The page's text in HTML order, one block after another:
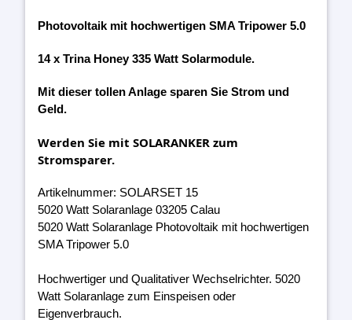
Photovoltaik mit hochwertigen SMA Tripower 5.0
14 x Trina Honey 335 Watt Solarmodule.
Mit dieser tollen Anlage sparen Sie Strom und
Geld.
Werden Sie mit SOLARANKER zum
Stromsparer.
Artikelnummer: SOLARSET 15
5020 Watt Solaranlage 03205 Calau
5020 Watt Solaranlage Photovoltaik mit hochwertigen
SMA Tripower 5.0
Hochwertiger und Qualitativer Wechselrichter. 5020
Watt Solaranlage zum Einspeisen oder
Eigenverbrauch.